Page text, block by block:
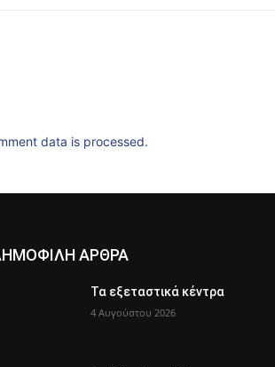
data is processed.
ΑΡΘΡΑ
Τα εξεταστικά κέντρα
4 Αυγούστου 2026